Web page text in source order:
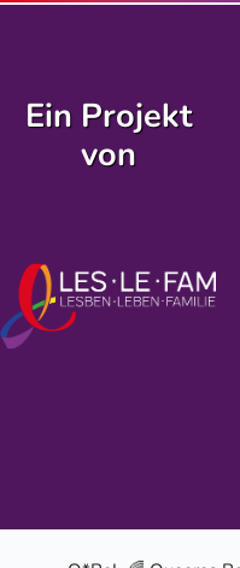
Ein Projekt
von